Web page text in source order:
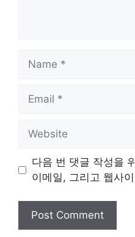
Name
Email
Website
다음 번 댓글 작성을
이메일, 그리고 웹사